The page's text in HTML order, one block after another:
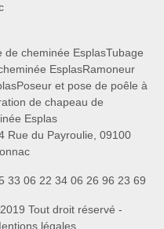
de cheminée EsplasTubage
EsplasRamoneur
Poseur et pose de poêle à
de chapeau de
Esplas
Rue du Payroulie, 09100
33 06 22 34 06 26 96 23 69
Tout droit réservé -
légales